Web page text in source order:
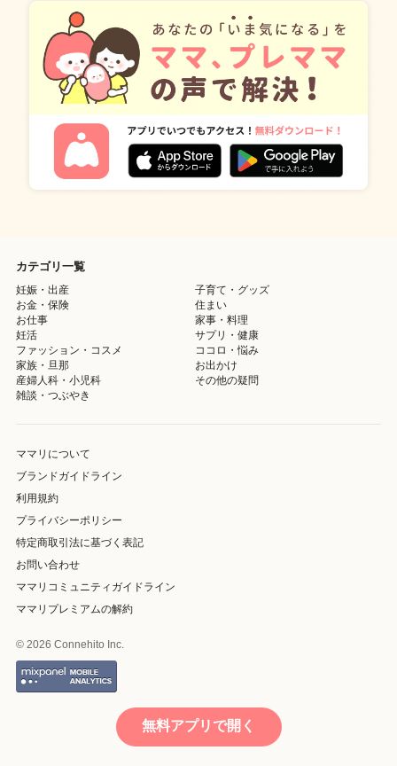
カテゴリ一覧
妊娠・出産
子育て・グッズ
お金・保険
住まい
お仕事
家事・料理
妊活
サプリ・健康
ファッション・コスメ
ココロ・悩み
家族・旦那
お出かけ
産婦人科・小児科
その他の疑問
雑談・つぶやき
ママリについて
ブランドガイドライン
利用規約
プライバシーポリシー
特定商取引法に基づく表記
お問い合わせ
ママリコミュニティガイドライン
ママリプレミアムの解約
© 2026 Connehito Inc.
無料アプリで開く